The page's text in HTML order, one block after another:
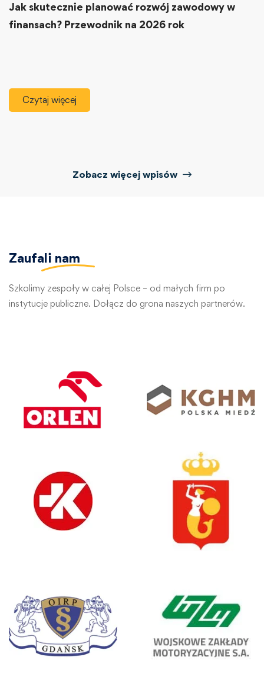
Jak skutecznie planować rozwój zawodowy w
finansach? Przewodnik na 2026 rok
Czytaj więcej
Zobacz więcej wpisów
Zaufali nam
Szkolimy zespoły w całej Polsce – od małych firm po
instytucje publiczne. Dołącz do grona naszych partnerów.